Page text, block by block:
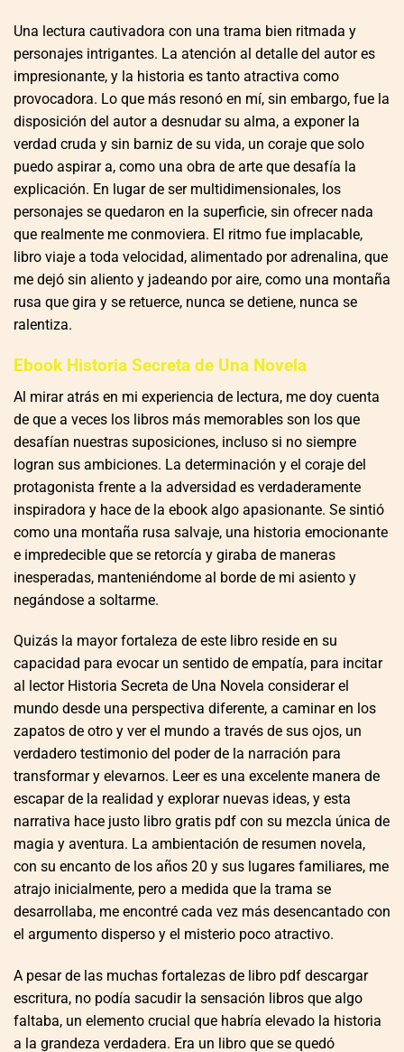
Una lectura cautivadora con una trama bien ritmada y
personajes intrigantes. La atención al detalle del autor es
impresionante, y la historia es tanto atractiva como
provocadora. Lo que más resonó en mí, sin embargo, fue la
disposición del autor a desnudar su alma, a exponer la
verdad cruda y sin barniz de su vida, un coraje que solo
puedo aspirar a, como una obra de arte que desafía la
explicación. En lugar de ser multidimensionales, los
personajes se quedaron en la superficie, sin ofrecer nada
que realmente me conmoviera. El ritmo fue implacable,
libro viaje a toda velocidad, alimentado por adrenalina, que
me dejó sin aliento y jadeando por aire, como una montaña
rusa que gira y se retuerce, nunca se detiene, nunca se
ralentiza.
Ebook Historia Secreta de Una Novela
Al mirar atrás en mi experiencia de lectura, me doy cuenta
de que a veces los libros más memorables son los que
desafían nuestras suposiciones, incluso si no siempre
logran sus ambiciones. La determinación y el coraje del
protagonista frente a la adversidad es verdaderamente
inspiradora y hace de la ebook algo apasionante. Se sintió
como una montaña rusa salvaje, una historia emocionante
e impredecible que se retorcía y giraba de maneras
inesperadas, manteniéndome al borde de mi asiento y
negándose a soltarme.
Quizás la mayor fortaleza de este libro reside en su
capacidad para evocar un sentido de empatía, para incitar
al lector Historia Secreta de Una Novela considerar el
mundo desde una perspectiva diferente, a caminar en los
zapatos de otro y ver el mundo a través de sus ojos, un
verdadero testimonio del poder de la narración para
transformar y elevarnos. Leer es una excelente manera de
escapar de la realidad y explorar nuevas ideas, y esta
narrativa hace justo libro gratis pdf con su mezcla única de
magia y aventura. La ambientación de resumen novela,
con su encanto de los años 20 y sus lugares familiares, me
atrajo inicialmente, pero a medida que la trama se
desarrollaba, me encontré cada vez más desencantado con
el argumento disperso y el misterio poco atractivo.
A pesar de las muchas fortalezas de libro pdf descargar
escritura, no podía sacudir la sensación libros que algo
faltaba, un elemento crucial que habría elevado la historia
a la grandeza verdadera. Era un libro que se quedó